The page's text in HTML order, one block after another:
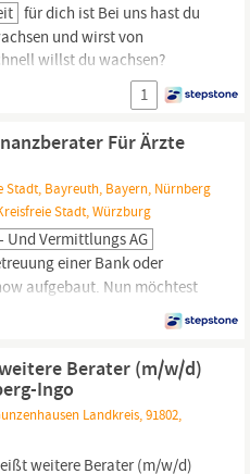
für dich ist Bei uns hast du
und wirst von
willst du wachsen?
deine Karriere mit echter
individueller
deiner Mandanten bei
1
Für Ärzte
Stadt, Bayreuth, Bayern, Nürnberg
Stadt, Würzburg
Und Vermittlungs AG
einer Bank oder
aufgebaut. Nun möchtest
statt vorgegebene
bei uns richtig. Die Deutsche
AXA Gruppe und
Finanzdienstleister für
Berater (m/w/d)
Ingo
Landkreis, 91802,
weitere Berater (m/w/d)